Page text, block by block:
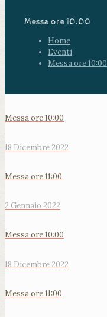
Messa ore 10:00
Home
Eventi
Messa ore 10:00
Messa ore 10:00
18 Dicembre 2022
Messa ore 11:00
2 Gennaio 2022
Messa ore 10:00
18 Dicembre 2022
Messa ore 11:00